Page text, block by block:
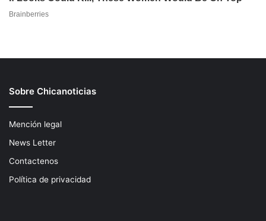
Sobre Chicanoticias
Mención legal
News Letter
Contactenos
Política de privacidad